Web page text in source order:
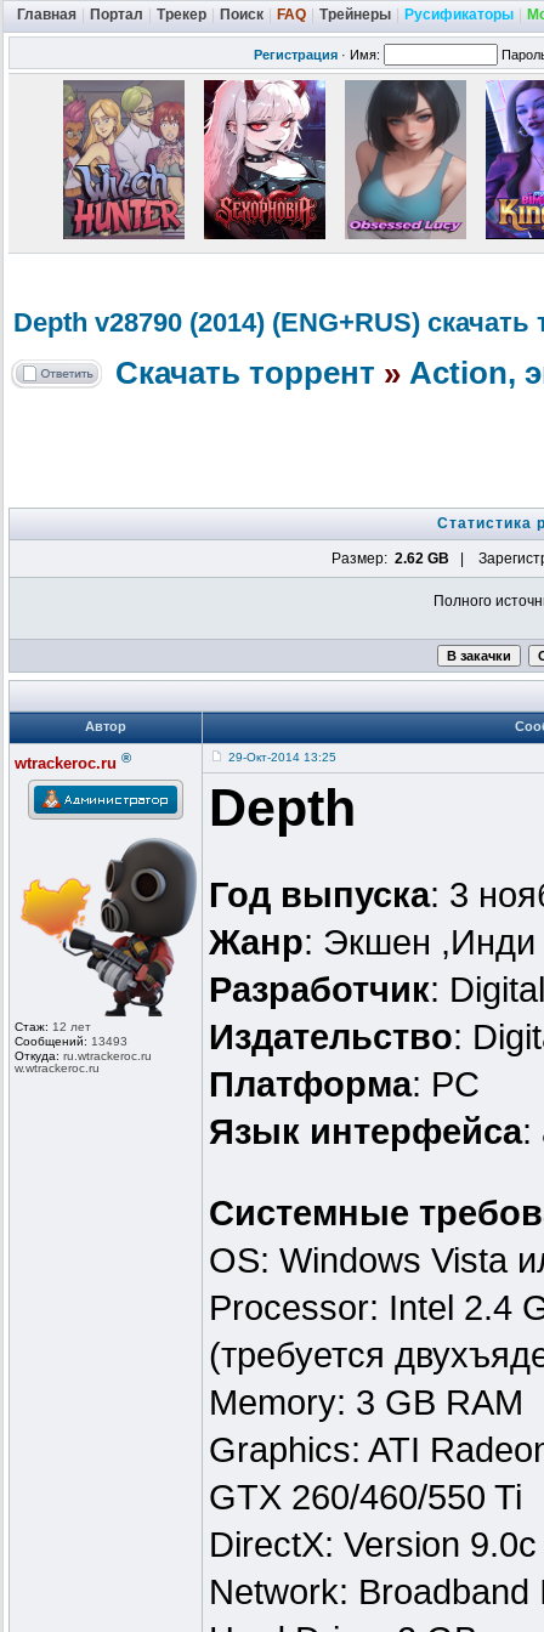
Главная Портал Трекер Поиск FAQ Трейнеры Русификаторы
Регистрация · Имя:
Depth v28790 (2014) (ENG+RUS) скачать
Скачать торрент » Action,
Статистика
Размер: 2.62 GB |
Полного
Автор
wtrackeroc.ru ®
Стаж: 12 лет
Сообщений: 13493
Откуда: ru.wtrackeroc.ru
w.wtrackeroc .ru
29-Окт-2014 13:25
Depth
Год выпуска: 3
Жанр: Экшен ,Инди
Разработчик:
Издательство:
Платформа: PC
Язык интерфейса:
Системные
OS: Windows Vista
Processor: Intel 2.4
(требуется
Memory: 3 GB RAM
Graphics: ATI
GTX 260/460/550 Ti
DirectX: Version 9.0c
Network: